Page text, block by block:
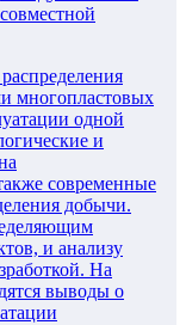
многопластовых
одной
и
современные
добычи.
и анализу
На
выводы о